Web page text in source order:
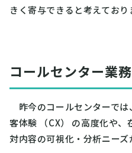
きく寄与できると考えており
コールセンター業
昨今のコールセンターで
客体験 （CX） の高度化や
対内容の可視化・分析ニーズ